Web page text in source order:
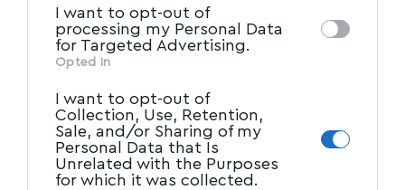
I want to opt-out of
processing my Personal Data
for Targeted Advertising.
Opted In
I want to opt-out of
Collection, Use, Retention,
Sale, and/or Sharing of my
Personal Data that Is
Unrelated with the Purposes
for which it was collected.